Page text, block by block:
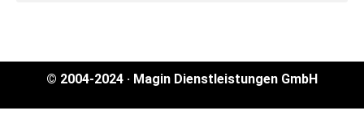
© 2004-2024 · Magin Dienstleistungen GmbH